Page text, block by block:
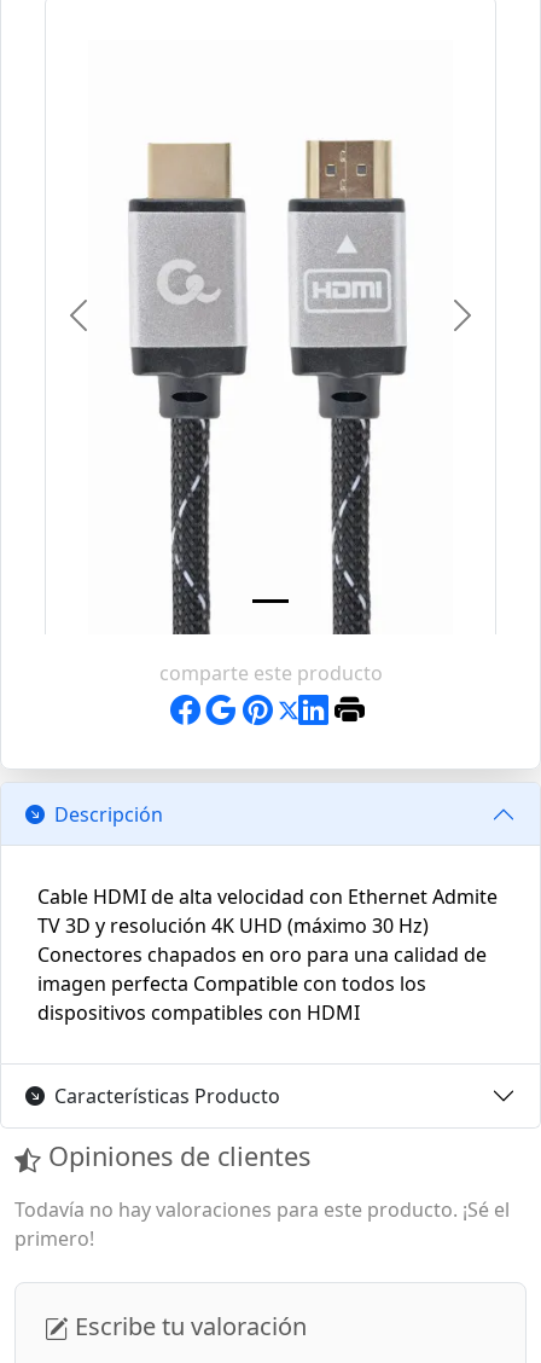
Previous Next
comparte este producto
Descripción
Cable HDMI de alta velocidad con Ethernet Admite
TV 3D y resolución 4K UHD (máximo 30 Hz)
Conectores chapados en oro para una calidad de
imagen perfecta Compatible con todos los
dispositivos compatibles con HDMI
Características Producto
Opiniones de clientes
Todavía no hay valoraciones para este producto. ¡Sé el
primero!
Escribe tu valoración